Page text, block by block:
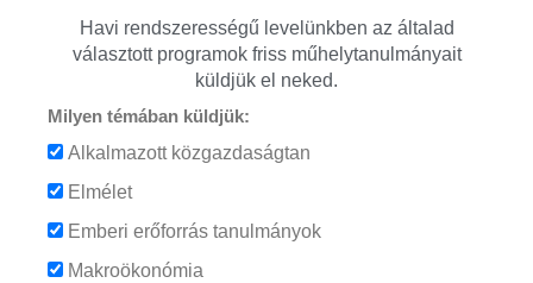
Havi rendszerességű levelünkben az általad
választott programok friss műhelytanulmányait
küldjük el neked.
Milyen témában küldjük:
Alkalmazott közgazdaságtan
Elmélet
Emberi erőforrás tanulmányok
Makroökonómia